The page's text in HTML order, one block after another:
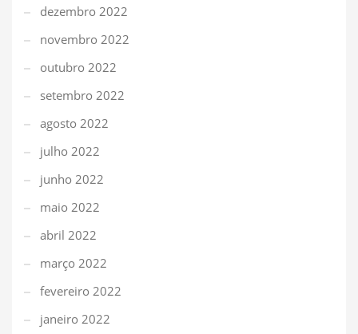
dezembro 2022
novembro 2022
outubro 2022
setembro 2022
agosto 2022
julho 2022
junho 2022
maio 2022
abril 2022
março 2022
fevereiro 2022
janeiro 2022